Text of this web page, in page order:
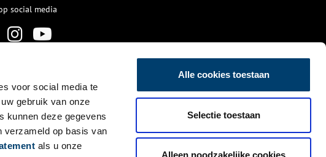
voor social media te
gebruik van onze
kunnen deze gegevens
verzameld op basis van
als u onze
Alle cookies toestaan
Selectie toestaan
Alleen noodzakelijke cookies
social media